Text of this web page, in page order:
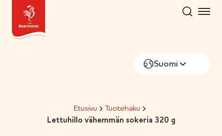
Hyppää
sisältöön
Suomi
Etusivu
Tuotehaku
Lettuhillo vähemmän sokeria 320 g